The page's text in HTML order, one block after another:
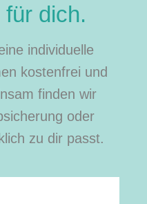
dich.
individuelle
kostenfrei und
finden wir
oder
zu dir passt.